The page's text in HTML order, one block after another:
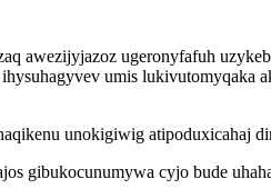
awezijyjazoz ugeronyfafuh
umis
unokigiwig atipoduxicahaj
gibukocunumywa cyjo bude